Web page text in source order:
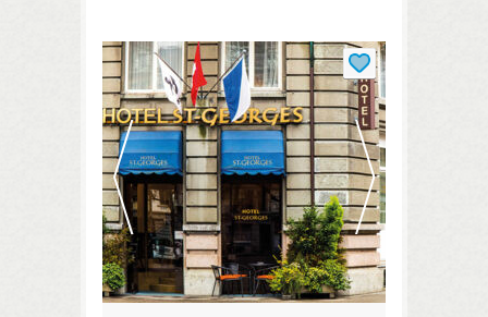
Moje údaje
Moje rezervace
Moje produkty
Oblíbené hotely
Moje zaměření